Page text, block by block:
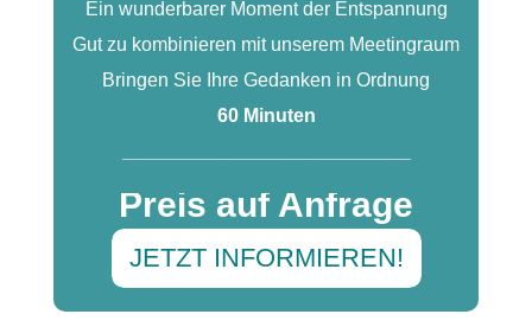
Ein wunderbarer Moment der Entspannung
Gut zu kombinieren mit unserem Meetingraum
Bringen Sie Ihre Gedanken in Ordnung
60 Minuten
Preis auf Anfrage
JETZT INFORMIEREN!